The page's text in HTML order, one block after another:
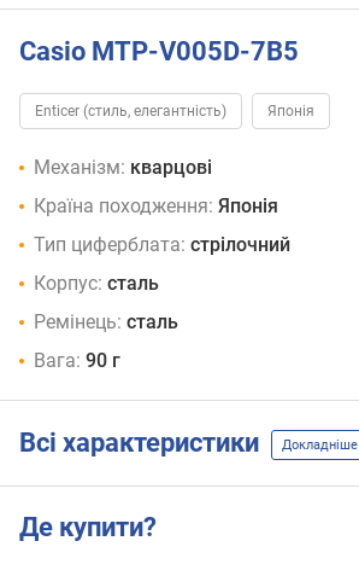
Casio MTP-V005D-7B5
Enticer (стиль, елегантність) Японія
Механізм: кварцові
Країна походження: Японія
Тип циферблата: стрілочний
Корпус: сталь
Ремінець: сталь
Вага: 90 г
Всі характеристики Докладніше
Де купити?